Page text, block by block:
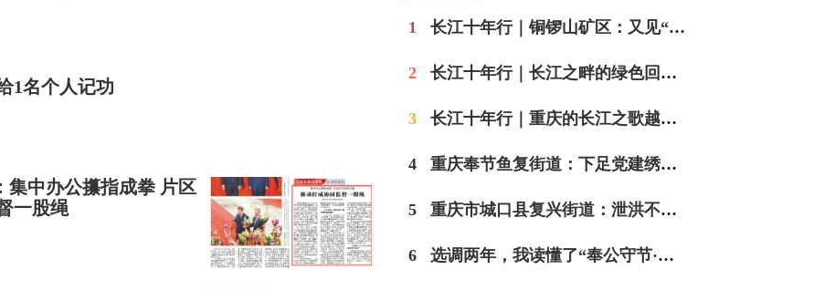
1名个人记功
集中办公攥指成拳 片区
一股绳
1 长江十年行｜铜锣山矿区：又见“靠山吃山”
2 长江十年行｜长江之畔的绿色回响——重庆涪陵睦和村的十年答卷
3 长江十年行｜重庆的长江之歌越唱越响亮
4 重庆奉节鱼复街道：下足党建绣花功 织就民生幸福网
5 重庆市城口县复兴街道：泄洪不泄责 数智护民安
6 选调两年，我读懂了“奉公守节·实干争先”